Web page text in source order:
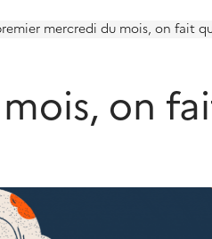
mercredi du mois, on fait
on